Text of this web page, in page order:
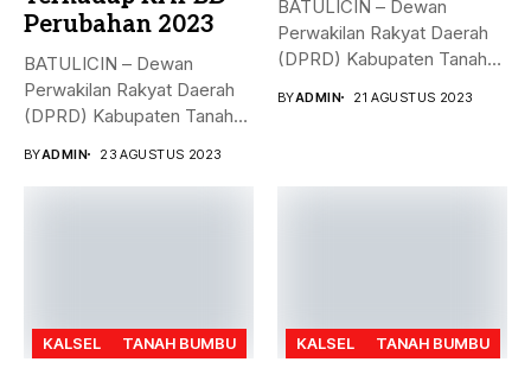
Perubahan 2023
BATULICIN – Dewan
Perwakilan Rakyat Daerah
(DPRD) Kabupaten Tanah
BYADMIN 23 AGUSTUS 2023
BATULICIN – Dewan
Perwakilan Rakyat Daerah
(DPRD) Kabupaten Tanah
BYADMIN 21 AGUSTUS 2023
KALSEL TANAH BUMBU KALSEL TANAH BUMBU